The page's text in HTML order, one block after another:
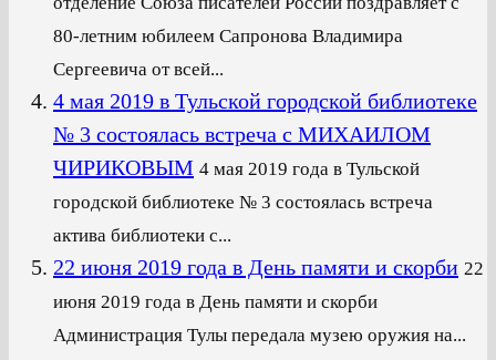
80-летним юбилеем Сапронова Владимира
Сергеевича от всей...
4 мая 2019 в Тульской городской библиотеке
№ 3 состоялась встреча с МИХАИЛОМ
ЧИРИКОВЫМ 4 мая 2019 года в Тульской
городской библиотеке № 3 состоялась встреча
актива библиотеки с...
22 июня 2019 года в День памяти и скорби 22
июня 2019 года в День памяти и скорби
Администрация Тулы передала музею оружия на...